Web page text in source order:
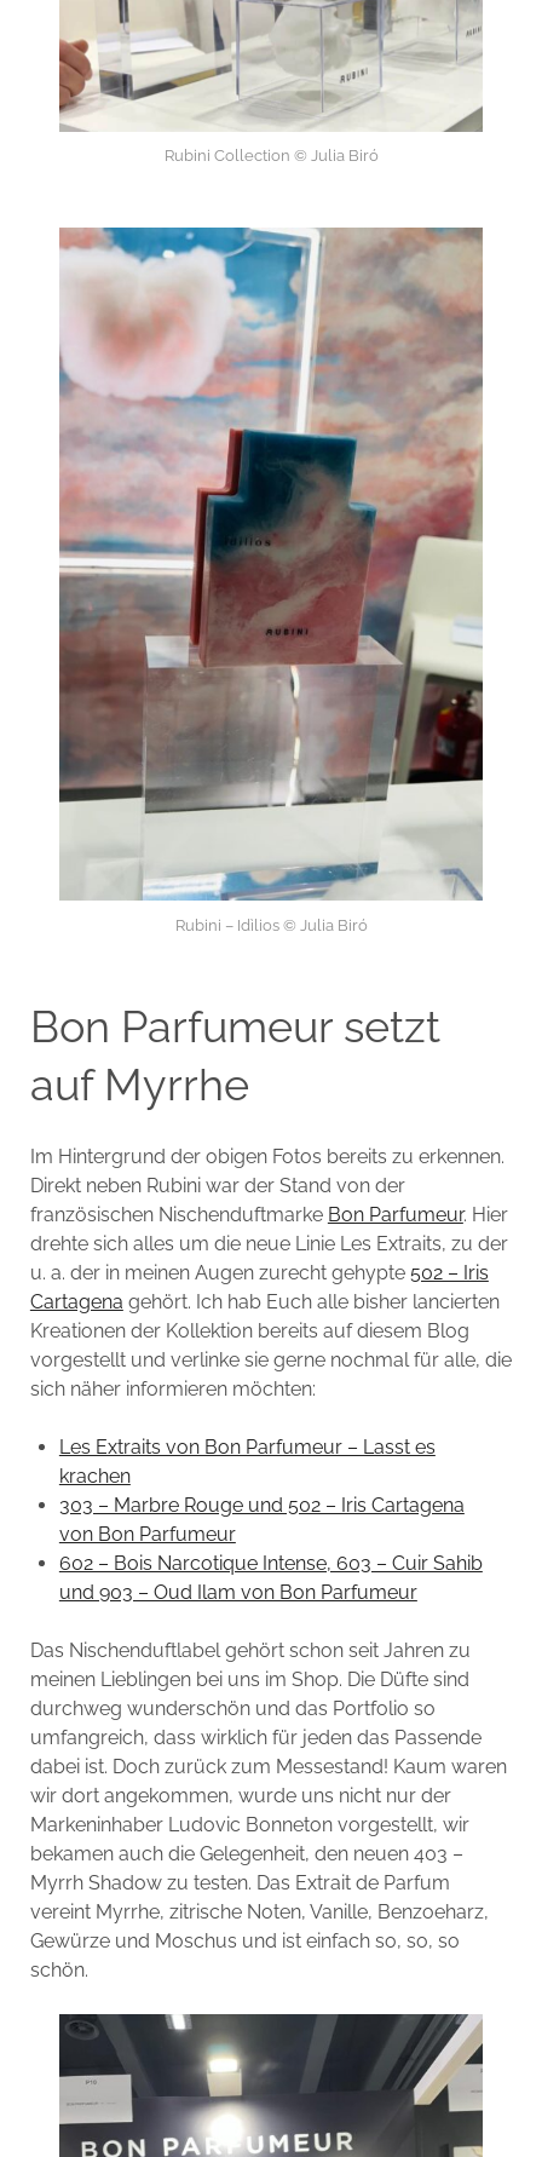
Rubini Collection © Julia Biró
Rubini – Idìlios © Julia Biró
Bon Parfumeur setzt
auf Myrrhe
Im Hintergrund der obigen Fotos bereits zu erkennen.
Direkt neben Rubini war der Stand von der
französischen Nischenduftmarke Bon Parfumeur. Hier
drehte sich alles um die neue Linie Les Extraits, zu der
u. a. der in meinen Augen zurecht gehypte 502 – Iris
Cartagena gehört. Ich hab Euch alle bisher lancierten
Kreationen der Kollektion bereits auf diesem Blog
vorgestellt und verlinke sie gerne nochmal für alle, die
sich näher informieren möchten:
Les Extraits von Bon Parfumeur – Lasst es
krachen
303 – Marbre Rouge und 502 – Iris Cartagena
von Bon Parfumeur
602 – Bois Narcotique Intense, 603 – Cuir Sahib
und 903 – Oud Ilam von Bon Parfumeur
Das Nischenduftlabel gehört schon seit Jahren zu
meinen Lieblingen bei uns im Shop. Die Düfte sind
durchweg wunderschön und das Portfolio so
umfangreich, dass wirklich für jeden das Passende
dabei ist. Doch zurück zum Messestand! Kaum waren
wir dort angekommen, wurde uns nicht nur der
Markeninhaber Ludovic Bonneton vorgestellt, wir
bekamen auch die Gelegenheit, den neuen 403 –
Myrrh Shadow zu testen. Das Extrait de Parfum
vereint Myrrhe, zitrische Noten, Vanille, Benzoeharz,
Gewürze und Moschus und ist einfach so, so, so
schön.